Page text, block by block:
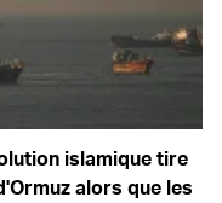
islamique tire
alors que les